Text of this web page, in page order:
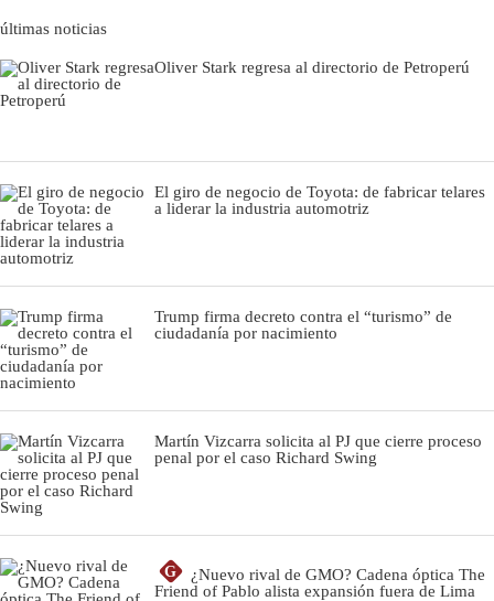
últimas noticias
Oliver Stark regresa al directorio de Petroperú
El giro de negocio de Toyota: de fabricar telares
a liderar la industria automotriz
Trump firma decreto contra el “turismo” de
ciudadanía por nacimiento
Martín Vizcarra solicita al PJ que cierre proceso
penal por el caso Richard Swing
G
¿Nuevo rival de GMO? Cadena óptica The
Friend of Pablo alista expansión fuera de Lima